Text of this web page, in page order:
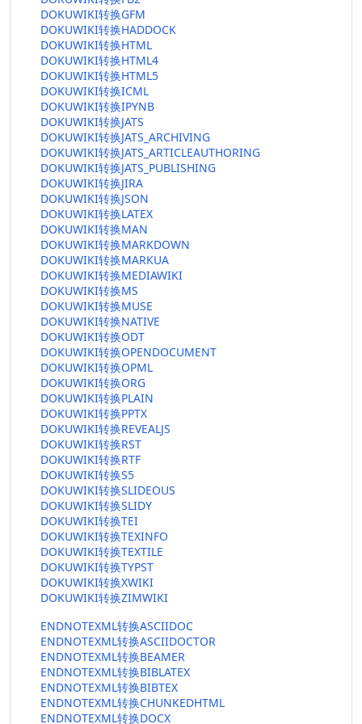
DOKUWIKI转换GFM
DOKUWIKI转换HADDOCK
DOKUWIKI转换HTML
DOKUWIKI转换HTML4
DOKUWIKI转换HTML5
DOKUWIKI转换ICML
DOKUWIKI转换IPYNB
DOKUWIKI转换JATS
DOKUWIKI转换JATS_ARCHIVING
DOKUWIKI转换JATS_ARTICLEAUTHORING
DOKUWIKI转换JATS_PUBLISHING
DOKUWIKI转换JIRA
DOKUWIKI转换JSON
DOKUWIKI转换LATEX
DOKUWIKI转换MAN
DOKUWIKI转换MARKDOWN
DOKUWIKI转换MARKUA
DOKUWIKI转换MEDIAWIKI
DOKUWIKI转换MS
DOKUWIKI转换MUSE
DOKUWIKI转换NATIVE
DOKUWIKI转换ODT
DOKUWIKI转换OPENDOCUMENT
DOKUWIKI转换OPML
DOKUWIKI转换ORG
DOKUWIKI转换PLAIN
DOKUWIKI转换PPTX
DOKUWIKI转换REVEALJS
DOKUWIKI转换RST
DOKUWIKI转换RTF
DOKUWIKI转换S5
DOKUWIKI转换SLIDEOUS
DOKUWIKI转换SLIDY
DOKUWIKI转换TEI
DOKUWIKI转换TEXINFO
DOKUWIKI转换TEXTILE
DOKUWIKI转换TYPST
DOKUWIKI转换XWIKI
DOKUWIKI转换ZIMWIKI
ENDNOTEXML转换ASCIIDOC
ENDNOTEXML转换ASCIIDOCTOR
ENDNOTEXML转换BEAMER
ENDNOTEXML转换BIBLATEX
ENDNOTEXML转换BIBTEX
ENDNOTEXML转换CHUNKEDHTML
ENDNOTEXML转换DOCX